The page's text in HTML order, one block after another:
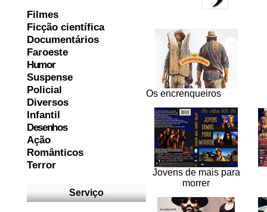
Filmes
Ficção científica
Documentários
Faroeste
Humor
Suspense
Policial
Diversos
Infantil
Desenhos
Ação
Românticos
Terror
Serviço
Os encrenqueiros
Jovens de mais para
morrer